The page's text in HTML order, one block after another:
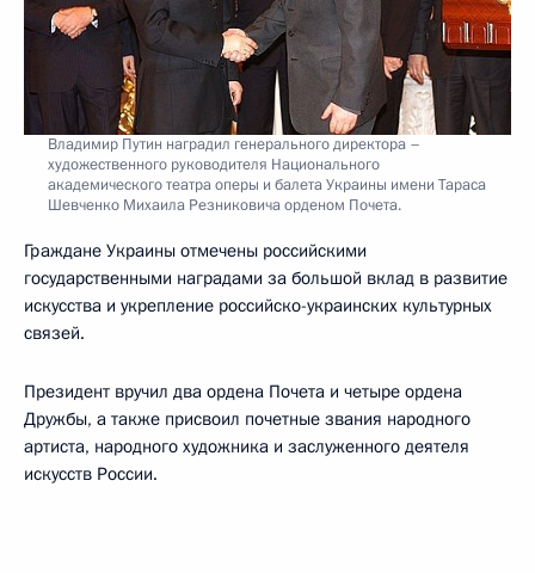
Владимир Путин наградил генерального директора –
художественного руководителя Национального
академического театра оперы и балета Украины имени Тараса
Шевченко Михаила Резниковича орденом Почета.
Граждане Украины отмечены российскими
государственными наградами за большой вклад в развитие
искусства и укрепление российско-украинских культурных
связей.
Президент вручил два ордена Почета и четыре ордена
Дружбы, а также присвоил почетные звания народного
артиста, народного художника и заслуженного деятеля
искусств России.